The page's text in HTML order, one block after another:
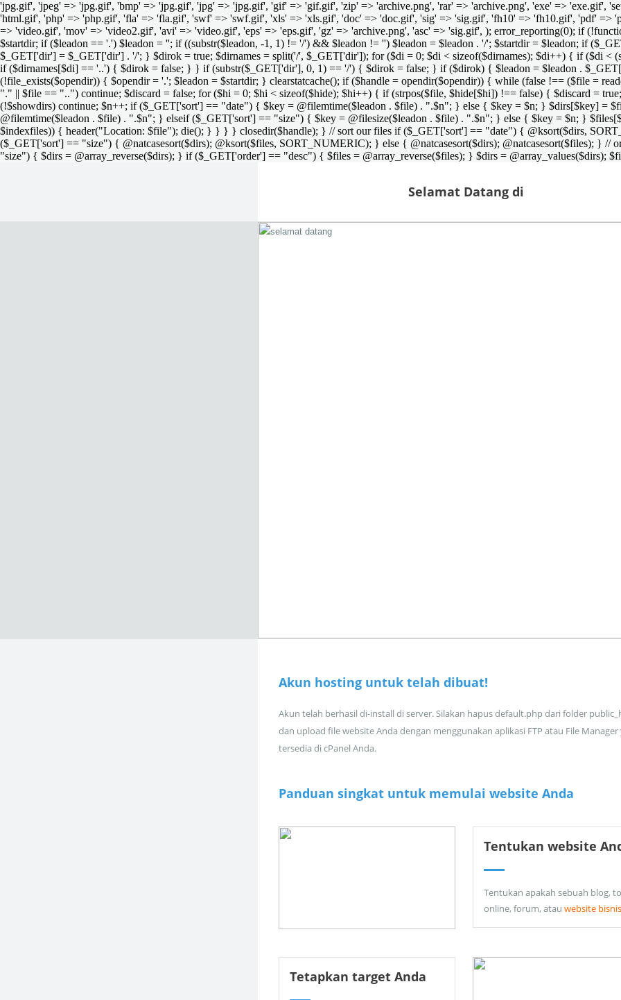
'jpg.gif', 'jpeg' => 'jpg.gif', 'bmp' => 'jpg.gif', 'jpg' => 'jpg.gif', 'gif' => 'gif.gif', 'zip' => 'archive.png', 'rar' => 'archive.png', 'exe' => 'exe.gif',
'html.gif', 'php' => 'php.gif', 'fla' => 'fla.gif', 'swf' => 'swf.gif', 'xls' => 'xls.gif', 'doc' => 'doc.gif', 'sig' => 'sig.gif', 'fh10' => 'fh10.gif', 'pdf' =>
=> 'video.gif', 'mov' => 'video2.gif', 'avi' => 'video.gif', 'eps' => 'eps.gif', 'gz' => 'archive.png', 'asc' => 'sig.gif', ); error_reporting(0); if
$startdir; if ($leadon == '.') $leadon = ''; if ((substr($leadon, -1, 1) != '/') && $leadon != '') $leadon = $leadon . '/'; $startdir = $leadon; if
$_GET['dir'] = $_GET['dir'] . '/'; } $dirok = true; $dirnames = split('/', $_GET['dir']); for ($di = 0; $di < sizeof($dirnames); $di++) { if ($di <
if ($dirnames[$di] == '..') { $dirok = false; } } if (substr($_GET['dir'], 0, 1) == '/') { $dirok = false; } if ($dirok) { $leadon = $leadon .
(!file_exists($opendir)) { $opendir = '.'; $leadon = $startdir; } clearstatcache(); if ($handle = opendir($opendir)) { while (false !== ($file =
"." || $file == "..") continue; $discard = false; for ($hi = 0; $hi < sizeof($hide); $hi++) { if (strpos($file, $hide[$hi]) !== false) { $discard =
(!$showdirs) continue; $n++; if ($_GET['sort'] == "date") { $key = @filemtime($leadon . $file) . ".$n"; } else { $key = $n; } $dirs[$key] =
@filemtime($leadon . $file) . ".$n"; } elseif ($_GET['sort'] == "size") { $key = @filesize($leadon . $file) . ".$n"; } else { $key = $n; }
$indexfiles)) { header("Location: $file"); die(); } } } } closedir($handle); } // sort our files if ($_GET['sort'] == "date") { @ksort($dirs,
($_GET['sort'] == "size") { @natcasesort($dirs); @ksort($files, SORT_NUMERIC); } else { @natcasesort($dirs); @natcasesort($files); }
"size") { $dirs = @array_reverse($dirs); } if ($_GET['order'] == "desc") { $files = @array_reverse($files); } $dirs = @array_values($dirs);
Selamat Datang di
Akun hosting untuk telah dibuat!
Akun telah berhasil di-install di server. Silakan hapus default.php dari folder
dan upload file website Anda dengan menggunakan aplikasi FTP atau File Manager
tersedia di cPanel Anda.
Panduan singkat untuk memulai website Anda
Tentukan website
Tentukan apakah sebuah blog,
online, forum, atau website bisnis
Tetapkan target Anda